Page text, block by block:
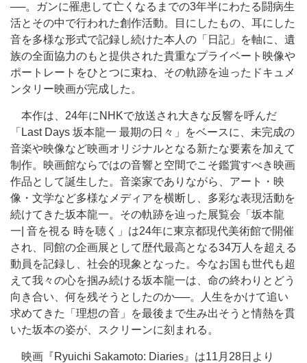
──。ガンに罹患して亡くなるまでの3年半にわたる闘病生
活とその中で行われた創作活動。目にしたもの、耳にした
音を多様な形式で記録し続けた本人の「日記」を軸に、遺
族の全面協力のもと提供された貴重なプライベート映像や
ポートレートをひとつに束ね、その軌跡を辿ったドキュメ
ンタリー映画が完成した。
本作は、24年にNHKで放送され大きな反響を呼んだ
「Last Days 坂本龍一 最期の日々」をベースに、未完成の
音楽や映像など映画オリジナルとなる新たな要素を加えて
制作。映画館ならではの音響と空間でこそ鑑賞すべき映画
作品として誕生した。音楽家でありながら、アート・映
像・文学など多様なメディアを横断し、多彩な表現活動を
続けてきた坂本龍一。その軌跡を辿った展覧会「坂本龍
一| 音を視る 時を聴く」は24年に東京都現代美術館で開催
され、同館の企画展として歴代最高となる34万人を超える
動員を記録し、社会的現象となった。今なお国も世代も超
えて我々の心を掴み続ける坂本龍一は、命の終わりとどう
向き合い、何を残そうとしたのか──。人生をかけて追い
求めてきた「理想の音」を最後まで生み出そうと情熱を貫
いた坂本の姿が、スクリーンに刻まれる。
映画『Ryuichi Sakamoto: Diaries』は11月28日より